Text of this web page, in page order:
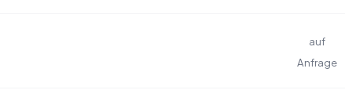
auf
Anfrage